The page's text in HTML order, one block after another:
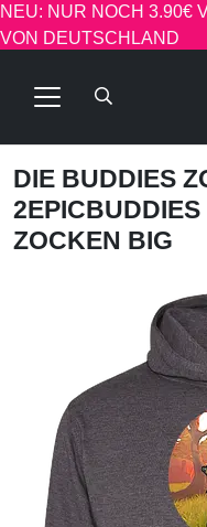
NEU: NUR NOCH 3.90€
VON DEUTSCHLAND
DIE BUDDIES
ZOCKEN BIG